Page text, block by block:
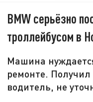
BMW серьёзно
троллейбусом в
Машина
ремонте.
водитель, не